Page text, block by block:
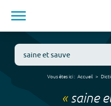
Vous êtes ici : Accueil
«saine